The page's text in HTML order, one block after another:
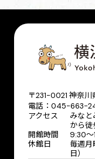
〒231-0021 神奈
電話：045-663-
アクセス
みな
から
開館時間
9:30～
休館日
毎週
日）